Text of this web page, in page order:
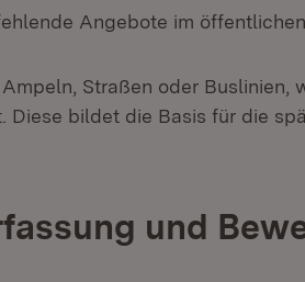
Angebote im
Straßen oder Buslinien,
Diese bildet die Basis für die
und